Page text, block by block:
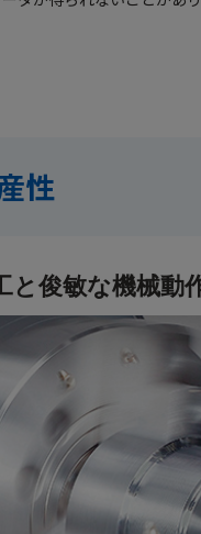
性
と俊敏な機械動